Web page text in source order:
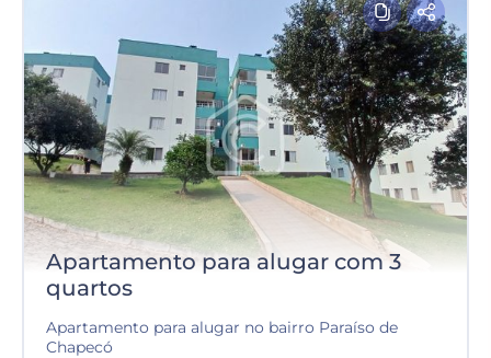
Apartamento para alugar com 3
quartos
Apartamento para alugar no bairro Paraíso de
Chapecó